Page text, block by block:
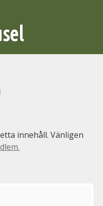
innehåll. Vänligen